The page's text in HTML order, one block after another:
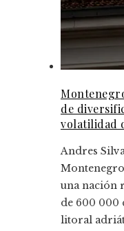
de
volatilidad
Andres
una nación
de 600 000
litoral